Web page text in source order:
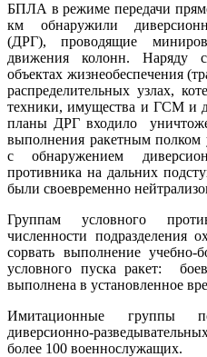
БПЛА в режиме передачи
км обнаружили
(ДРГ), проводящие
движения колонн. Наряду
объектах жизнеобеспечения
распределительных узлах,
техники, имущества и ГСМ и
планы ДРГ входило
выполнения ракетным полком
с обнаружением
противника на дальних
были своевременно
Группам условного
численности подразделения
сорвать выполнение учебно-
условного пуска ракет:
выполнена в установленное
Имитационные группы
диверсионно-
более 100 военнослужащих.